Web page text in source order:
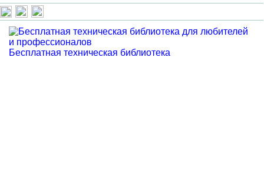
Бесплатная техническая библиотека